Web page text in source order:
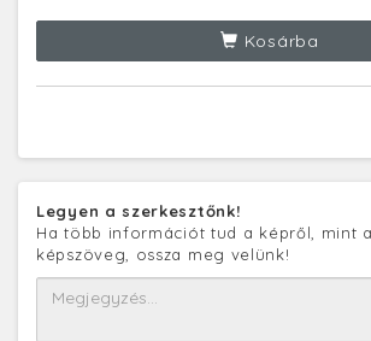
Kosárba
Legyen a szerkesztőnk!
Ha több információt tud a képről, mint
képszöveg, ossza meg velünk!